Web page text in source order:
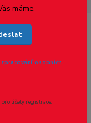
MTB
máme.
osobních
pro účely registrace.